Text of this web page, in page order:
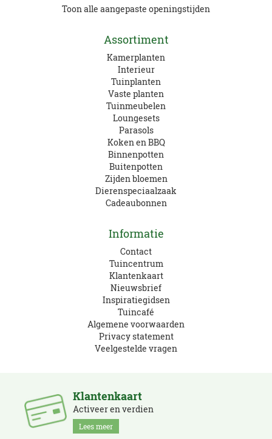
Toon alle aangepaste openingstijden
Assortiment
Kamerplanten
Interieur
Tuinplanten
Vaste planten
Tuinmeubelen
Loungesets
Parasols
Koken en BBQ
Binnenpotten
Buitenpotten
Zijden bloemen
Dierenspeciaalzaak
Cadeaubonnen
Informatie
Contact
Tuincentrum
Klantenkaart
Nieuwsbrief
Inspiratiegidsen
Tuincafé
Algemene voorwaarden
Privacy statement
Veelgestelde vragen
Klantenkaart
Activeer en verdien
Lees meer